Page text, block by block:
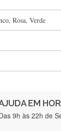
Rosa, Verde
EM
9h às 22h de